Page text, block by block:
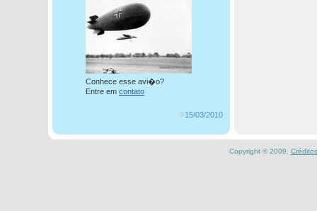
Conhece esse avi�o?
Entre em contato
15/03/2010
Copyright © 2009. Créditos